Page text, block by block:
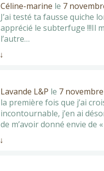
Céline-marine le 7
J’ai testé ta fausse quiche
apprécié le subterfuge !!!Il
l’autre…
↓
Lavande L&P le 7
la première fois que j’ai
incontournable, j’en ai
de m’avoir donné envie de
↓